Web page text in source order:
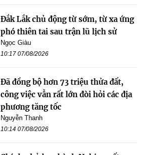
Đắk Lắk chủ động từ sớm, từ xa ứng
phó thiên tai sau trận lũ lịch sử
Ngọc Giàu
10:17 07/08/2026
Đã đồng bộ hơn 73 triệu thửa đất,
công việc vẫn rất lớn đòi hỏi các địa
phương tăng tốc
Nguyễn Thanh
10:14 07/08/2026